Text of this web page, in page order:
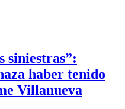
siniestras”:
haber tenido
Villanueva